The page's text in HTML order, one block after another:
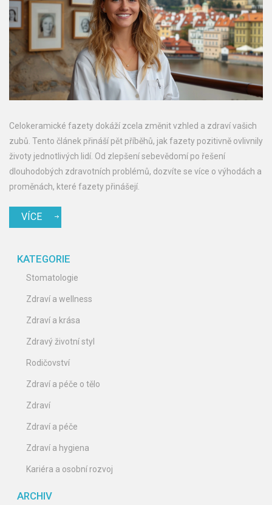
Celokeramické fazety dokáží zcela změnit vzhled a zdraví vašich
zubů. Tento článek přináší pět příběhů, jak fazety pozitivně ovlivnily
životy jednotlivých lidí. Od zlepšení sebevědomí po řešení
dlouhodobých zdravotních problémů, dozvíte se více o výhodách a
proměnách, které fazety přinášejí.
VÍCE
KATEGORIE
Stomatologie
Zdraví a wellness
Zdraví a krása
Zdravý životní styl
Rodičovství
Zdraví a péče o tělo
Zdraví
Zdraví a péče
Zdraví a hygiena
Kariéra a osobní rozvoj
ARCHIV